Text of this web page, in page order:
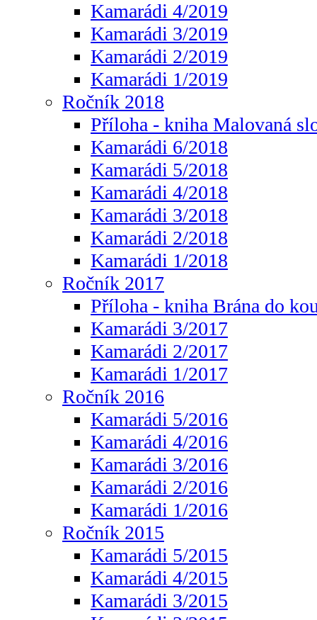
Kamarádi 4/2019
Kamarádi 3/2019
Kamarádi 2/2019
Kamarádi 1/2019
Ročník 2018
Příloha - kniha Malovaná
Kamarádi 6/2018
Kamarádi 5/2018
Kamarádi 4/2018
Kamarádi 3/2018
Kamarádi 2/2018
Kamarádi 1/2018
Ročník 2017
Příloha - kniha Brána do
Kamarádi 3/2017
Kamarádi 2/2017
Kamarádi 1/2017
Ročník 2016
Kamarádi 5/2016
Kamarádi 4/2016
Kamarádi 3/2016
Kamarádi 2/2016
Kamarádi 1/2016
Ročník 2015
Kamarádi 5/2015
Kamarádi 4/2015
Kamarádi 3/2015